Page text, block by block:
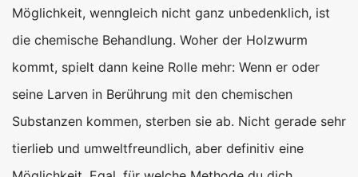
Möglichkeit, wenngleich nicht ganz unbedenklich, ist
die chemische Behandlung. Woher der Holzwurm
kommt, spielt dann keine Rolle mehr: Wenn er oder
seine Larven in Berührung mit den chemischen
Substanzen kommen, sterben sie ab. Nicht gerade sehr
tierlieb und umweltfreundlich, aber definitiv eine